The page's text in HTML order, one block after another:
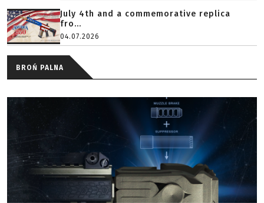
July 4th and a commemorative replica
fro...
04.07.2026
BROŃ PALNA